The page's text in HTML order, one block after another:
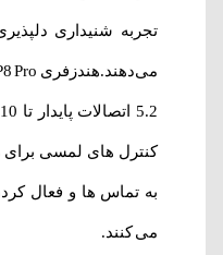
تجربه شنیداری
کنترل های لمسی
به تماس ها و فعال
می کنند.